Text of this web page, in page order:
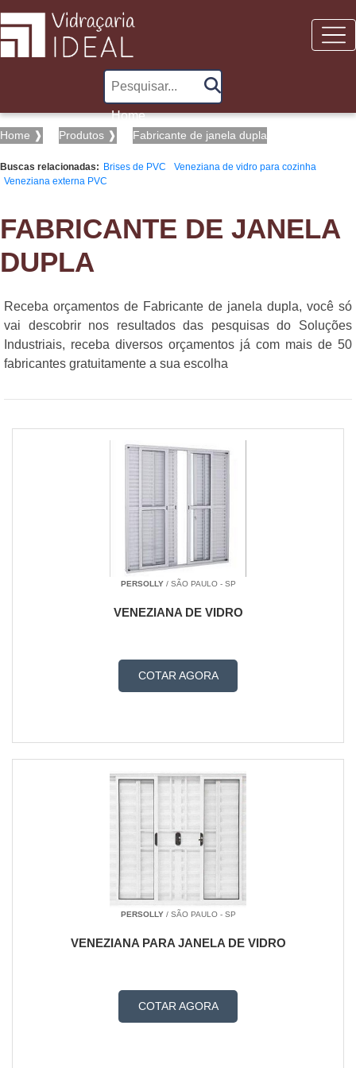
Home
Box de vidro preço
Box de vidro temperado para banheiro preço
Box de vidro temperado preço
Box em vidro
Box em vidro temperado
Box para banheiro de vidro
Box para banheiro pequeno
Box para banheiro pequeno de apartamento
Box para banheiro pequeno valor
Box para banheiro sanfonado
Box para banheiro vidro
Box para banheiro vidro temperado
Box pequeno para banheiro
Porta de vidro preço
Portas e janelas blindex
Portas e janelas de vidro
Portas e janelas de vidro preço
Portas e janelas de vidro temperado
Portas e janelas vidro temperado
Prateleira de vidro
Prateleira de vidro para banheiro
Preço box vidro temperado
Preço de box blindex
Home ❱ Produtos ❱ Fabricante de janela dupla
Buscas relacionadas: Brises de PVC
Veneziana de vidro para cozinha
Veneziana externa PVC
FABRICANTE DE JANELA
DUPLA
Receba orçamentos de Fabricante de janela dupla, você só
vai descobrir nos resultados das pesquisas do Soluções
Industriais, receba diversos orçamentos já com mais de 50
fabricantes gratuitamente a sua escolha
PERSOLLY / SÃO PAULO - SP
VENEZIANA DE VIDRO
COTAR AGORA
PERSOLLY / SÃO PAULO - SP
VENEZIANA PARA JANELA DE VIDRO
COTAR AGORA